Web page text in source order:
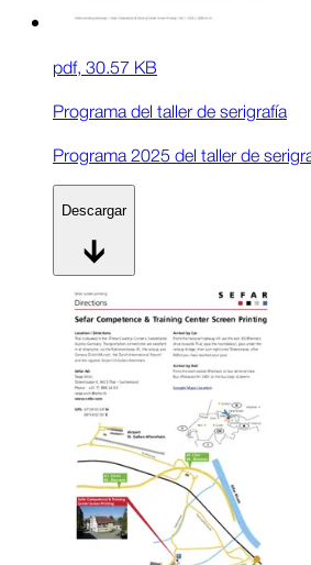
pdf, 30.57 KB
Programa del taller de serigrafía
Programa 2025 del taller de
Descargar